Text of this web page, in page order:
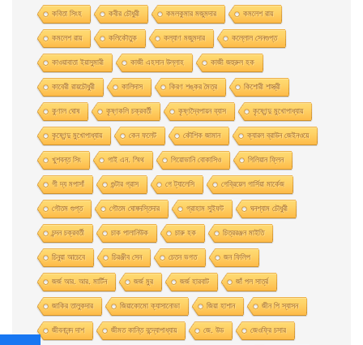
কবিতা সিংহ কবীর চৌধুরী কমলকুমার মজুমদার কমলেশ রায়
কমলেশ রায় কলিকৌতুক কল্যাণ মজুমদার কল্লোল সেনগুপ্ত
কাওয়াবাতা ইয়াসুমারী কাজী এহসান উল্লাহ কাজী জহুরুল হক
কাবেরী রায়চৌধুরী কালিদাস কিরণ শঙ্কর মৈত্র কিশোরী শাস্ত্রী
কুণাল ঘোষ কৃষ্ণকলি চক্রবর্তী কৃষ্ণদ্বৈপায়ন ব্যাস কৃষ্ণেন্দু মুখােপাধ্যায়
কৃষ্ণেন্দু মুখোপাধ্যায় কেন ফলেট কৌশিক জামান ক্যারল ব্রাউন জেইনওয়ে
খুশবন্ত সিং গাই এন. স্মিথ গিয়ােভানি বােকাসিও গিলিয়ান ফ্লিন
গী দ্য মপাসাঁ গুন্টার গ্রাস গে ট্যালেসি গেব্রিয়েল গার্সিয়া মার্কেজ
গৌতম গুপ্ত গৌতম ঘোষদস্তিদার গ্রাহাম সুইফট ঘনশ্যাম চৌধুরী
চন্দন চক্রবর্তী চাক পালানিউক চারু হক চিত্ররঞ্জন মাইতি
চিনুয়া আচেবে চিরঞ্জীব সেন চেতন ভগত জন ফিলিপ
জর্জ আর. আর. মার্টিন জর্জ মুর জর্জ হারবাট জাঁ পল সার্ত্র
জাকির তালুকদার জিয়াকোমাে ক্যাসানােভা জিয়া হাশান জীন পি স্যাসন
জীবনানন্দ দাশ জীমত কান্তি বন্দ্যোপাধ্যায় জে. উড জেওফ্রি চসার